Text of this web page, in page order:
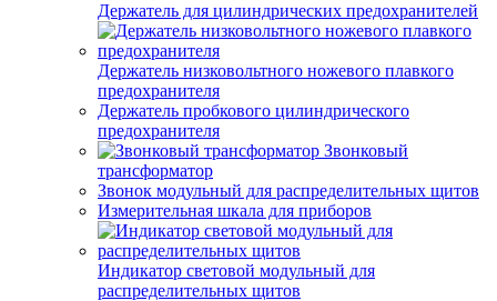
Держатель для цилиндрических предохранителей
Держатель низковольтного ножевого плавкого
предохранителя
Держатель пробкового цилиндрического
предохранителя
Звонковый
трансформатор
Звонок модульный для распределительных щитов
Измерительная шкала для приборов
Индикатор световой модульный для
распределительных щитов